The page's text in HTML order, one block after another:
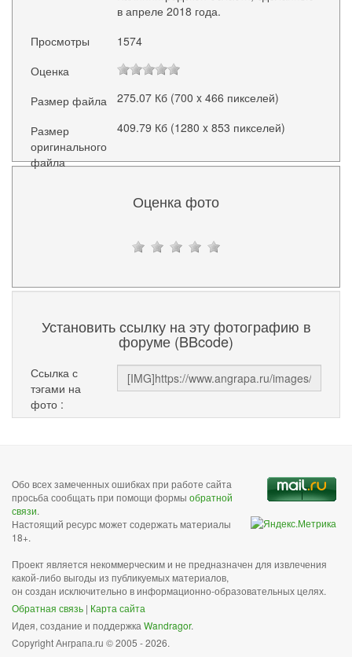
в апреле 2018 года.
Просмотры
1574
Оценка
Размер файла
275.07 Кб (700 x 466 пикселей)
Размер
оригинального
файла
409.79 Кб (1280 x 853 пикселей)
Оценка фото
Установить ссылку на эту фотографию в
форуме (BBcode)
Ссылка с
тэгами на
фото :
Обо всех замеченных ошибках при работе сайта
просьба сообщать при помощи формы обратной
связи.
Настоящий ресурс может содержать материалы
18+.
Проект является некоммерческим и не предназначен для извлечения
какой-либо выгоды из публикуемых материалов,
он создан исключительно в информационно-образовательных целях.
Обратная связь | Карта сайта
Идея, создание и поддержка Wandragor.
Copyright Анграпа.ru © 2005 - 2026.